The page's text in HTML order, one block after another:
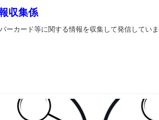
収集係
ーカード等に関する情報を収集して発信していま